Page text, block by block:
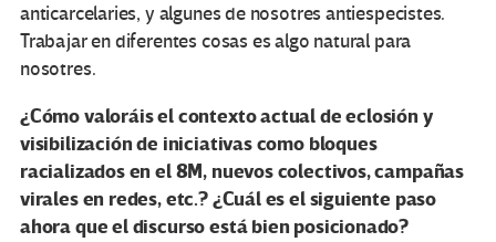
anticarcelaries, y algunes de nosotres antiespecistes.
Trabajar en diferentes cosas es algo natural para
nosotres.
¿Cómo valoráis el contexto actual de eclosión y
visibilización de iniciativas como bloques
racializados en el 8M, nuevos colectivos, campañas
virales en redes, etc.? ¿Cuál es el siguiente paso
ahora que el discurso está bien posicionado?